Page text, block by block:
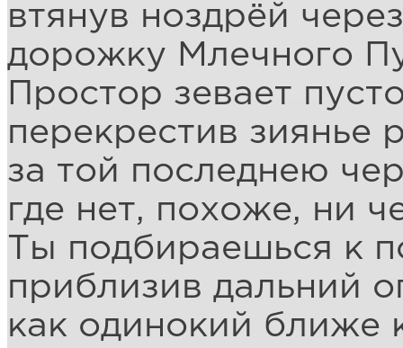
втянув ноздрёй
дорожку Млечного
Простор зевает
перекрестив зиянье
за той последнею
где нет, похоже, ни
Ты подбираешься к
приблизив дальний
как одинокий ближе